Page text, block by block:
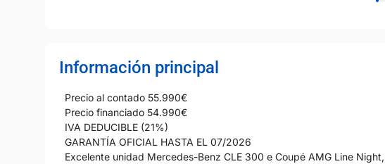
Información principal
Precio al contado 55.990€
Precio financiado 54.990€
IVA DEDUCIBLE (21%)
GARANTÍA OFICIAL HASTA EL 07/2026
Excelente unidad Mercedes-Benz CLE 300 e Coupé AMG Line